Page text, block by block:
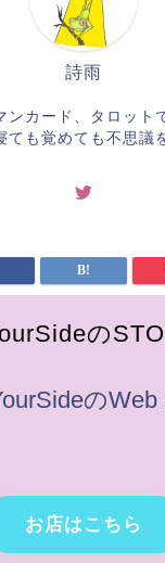
詩雨
ンカード、タロット
ても覚めても不思議
の
のWeb
お店はこちら